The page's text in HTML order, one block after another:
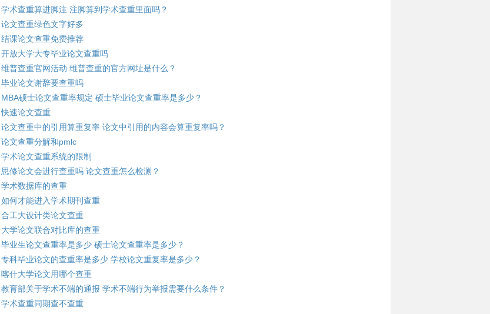
学术查重算进脚注 注脚算到学术查重里面吗？
论文查重绿色文字好多
结课论文查重免费推荐
开放大学大专毕业论文查重吗
维普查重官网活动 维普查重的官方网址是什么？
毕业论文谢辞要查重吗
MBA硕士论文查重率规定 硕士毕业论文查重率是多少？
快速论文查重
论文查重中的引用算重复率 论文中引用的内容会算重复率吗？
论文查重分解和pmlc
学术论文查重系统的限制
思修论文会进行查重吗 论文查重怎么检测？
学术数据库的查重
如何才能进入学术期刊查重
合工大设计类论文查重
大学论文联合对比库的查重
毕业生论文查重率是多少 硕士论文查重率是多少？
专科毕业论文的查重率是多少 学校论文重复率是多少？
喀什大学论文用哪个查重
教育部关于学术不端的通报 学术不端行为举报需要什么条件？
学术查重同期查不查重